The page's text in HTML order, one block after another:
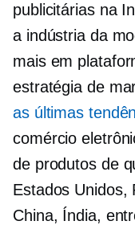
publicitárias na
a indústria da
mais em
estratégia de
as últimas
comércio
de produtos de
Estados Unidos,
China, Índia,